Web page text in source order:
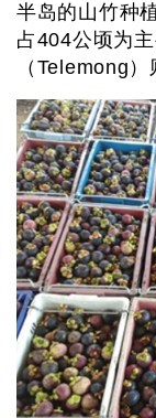
半岛的山竹种
占404公顷为
（Telemong